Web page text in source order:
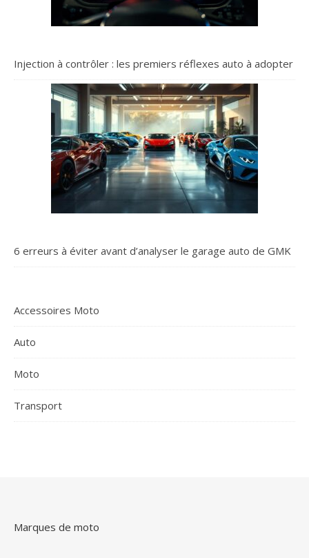
Injection à contrôler : les premiers réflexes auto à adopter
6 erreurs à éviter avant d’analyser le garage auto de GMK
Accessoires Moto
Auto
Moto
Transport
Marques de moto